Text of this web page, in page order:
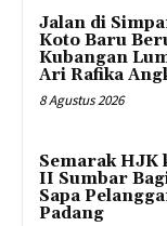
Jalan di
Koto Baru
Kubangan
Ari Rafika
8 Agustus 2026
Semarak HJK
II Sumbar
Sapa
Padang